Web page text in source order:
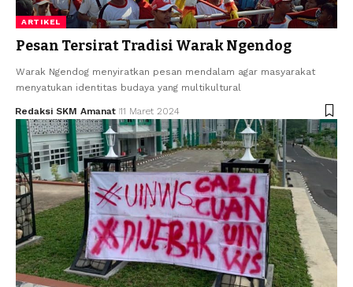
ARTIKEL
Pesan Tersirat Tradisi Warak Ngendog
Warak Ngendog menyiratkan pesan mendalam agar masyarakat
menyatukan identitas budaya yang multikultural
Redaksi SKM Amanat 11 Maret 2024